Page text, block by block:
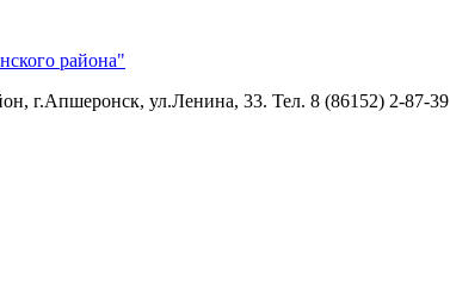
района"
г.Апшеронск, ул.Ленина, 33. Тел. 8 (86152) 2-87-39